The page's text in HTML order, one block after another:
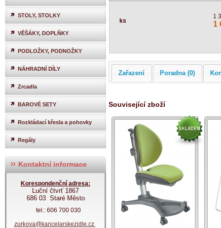
STOLY, STOLKY
VĚŠÁKY, DOPLŇKY
PODLOŽKY, PODNOŽKY
NÁHRADNÍ DÍLY
Zrcadla
BAROVÉ SETY
Rozkládací křesla a pohovky
Regály
Kontaktní informace
Korespondenční adresa:
Luční čtvrť 1867
686 03 Staré Město
tel.: 606 700 030
zurkova@kancelarskezidle.cz
ks
1
1
Zařazení Poradna (0)
Související zboží